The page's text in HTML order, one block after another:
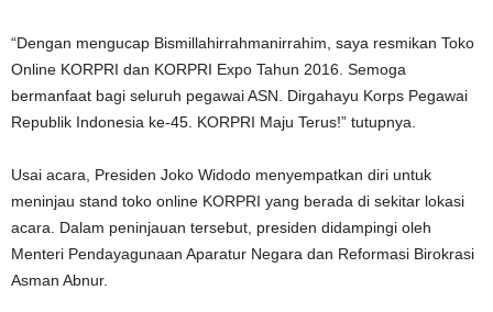
“Dengan mengucap Bismillahirrahmanirrahim, saya resmikan Toko
Online KORPRI dan KORPRI Expo Tahun 2016. Semoga
bermanfaat bagi seluruh pegawai ASN. Dirgahayu Korps Pegawai
Republik Indonesia ke-45. KORPRI Maju Terus!” tutupnya.
Usai acara, Presiden Joko Widodo menyempatkan diri untuk
meninjau stand toko online KORPRI yang berada di sekitar lokasi
acara. Dalam peninjauan tersebut, presiden didampingi oleh
Menteri Pendayagunaan Aparatur Negara dan Reformasi Birokrasi
Asman Abnur.